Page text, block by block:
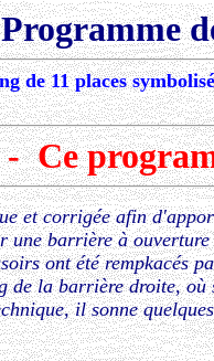
Programme
de 11 places
- Ce
et corrigée afin
barrière à
ont étérempkacés
de la barrière droite,
il sonne